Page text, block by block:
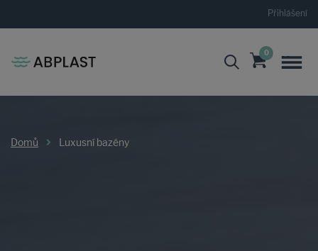
Přihlášení
0
Domů Luxusní bazény